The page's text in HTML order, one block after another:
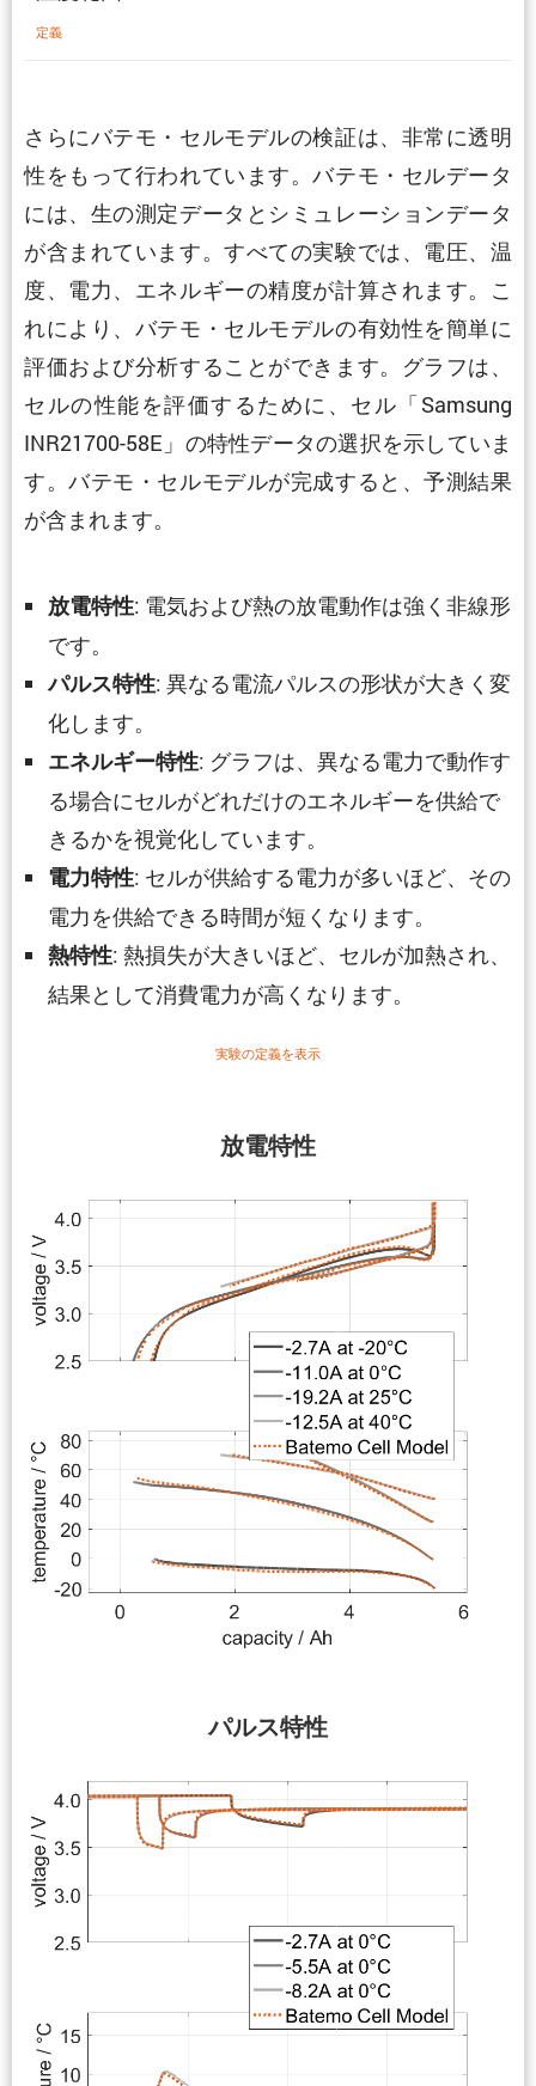
定義
さらにバテモ・セルモデルの検証は、非常に透明
性をもって行われています。バテモ・セルデータ
には、生の測定データとシミュレーションデータ
が含まれています。すべての実験では、電圧、温
度、電力、エネルギーの精度が計算されます。こ
れにより、バテモ・セルモデルの有効性を簡単に
評価および分析することができます。グラフは、
セルの性能を評価するために、セル「Samsung
INR21700-58E」の特性データの選択を示していま
す。バテモ・セルモデルが完成すると、予測結果
が含まれます。
放電特性
放電特性: 電気および熱の放電動作は強く非線形
です。
パルス特性: 異なる電流パルスの形状が大きく変
化します。
エネルギー特性: グラフは、異なる電力で動作す
る場合にセルがどれだけのエネルギーを供給で
きるかを視覚化しています。
電力特性: セルが供給する電力が多いほど、その
電力を供給できる時間が短くなります。
熱特性: 熱損失が大きいほど、セルが加熱され、
結果として消費電力が高くなります。
パルス特性
実験の定義を表示